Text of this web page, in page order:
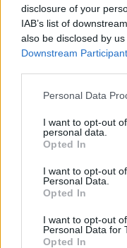
disclosure of your
IAB’s list of
also be disclosed by
Downstream
Please note that this
not limited to your visit
grant or deny consent
use your data for
consent section.
Personal Data
I want to opt-out
personal data.
Opted In
I want to opt-out
Personal Data.
Opted In
I want to opt-out
Personal Data for
Opted In
Kövess minket,
Facebookon is!